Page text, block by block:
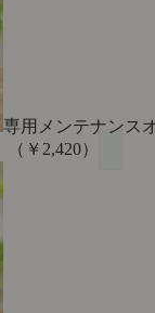
専用メンテナンス
￥2,420）